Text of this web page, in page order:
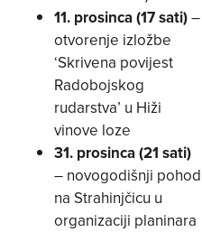
11. prosinca (17 sati)–
otvorenje izložbe
‘Skrivena povijest
Radobojskog
rudarstva’ u Hiži
vinove loze
31. prosinca (21 sati)
– novogodišnji pohod
na Strahinjčicu u
organizaciji planinara